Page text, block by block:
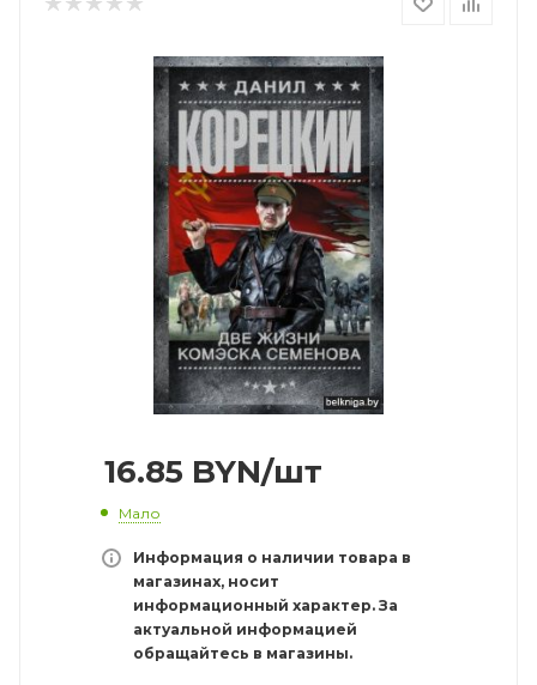
16.85 BYN/шт
Мало
Информация о наличии товара в
магазинах, носит
информационный характер. За
актуальной информацией
обращайтесь в магазины.